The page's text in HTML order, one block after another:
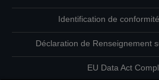
Identification de
Déclaration de Renseignement
EU Data Act